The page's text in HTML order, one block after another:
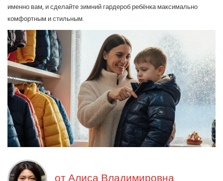
именно вам, и сделайте зимний гардероб ребёнка максимально
комфортным и стильным.
отАлиса Владимировна